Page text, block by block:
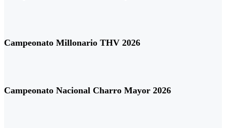
Campeonato Millonario THV 2026
Campeonato Nacional Charro Mayor 2026